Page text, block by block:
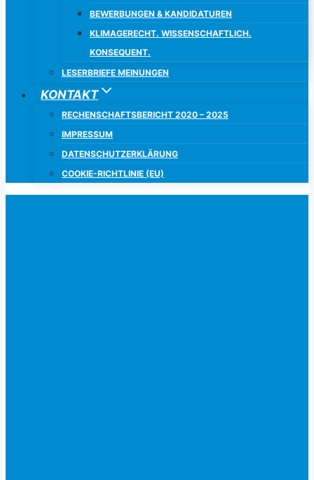
BEWERBUNGEN & KANDIDATUREN
KLIMAGERECHT. WISSENSCHAFTLICH.
KONSEQUENT.
LESERBRIEFE MEINUNGEN
KONTAKT
RECHENSCHAFTSBERICHT 2020 – 2025
IMPRESSUM
DATENSCHUTZERKLÄRUNG
COOKIE-RICHTLINIE (EU)